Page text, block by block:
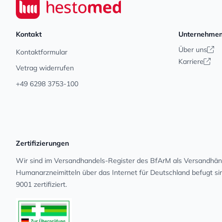
Kontakt
Kontaktformular
Vetrag widerrufen
+49 6298 3753-100
Über uns
Karriere
Zertifizierungen
Wir sind im Versandhandels-Register des BfArM als
Human­arz­nei­mit­teln über das Internet für Deutschland befugt
9001 zertifiziert.